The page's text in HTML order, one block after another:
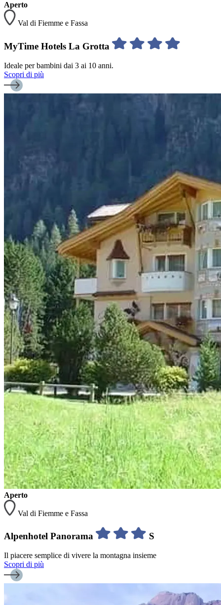
Aperto
Val di Fiemme e Fassa
MyTime Hotels La Grotta
Ideale per bambini dai 3 ai 10 anni.
Scopri di più
Aperto
Val di Fiemme e Fassa
Alpenhotel Panorama S
Il piacere semplice di vivere la montagna insieme
Scopri di più